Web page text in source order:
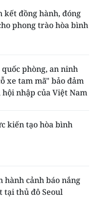
kết đồng hành, đóng
phong trào hòa bình
phòng, an ninh
xe tam mã" bảo đảm
nhập của Việt Nam
kiến tạo hòa bình
hành cảnh báo nắng
tại thủ đô Seoul